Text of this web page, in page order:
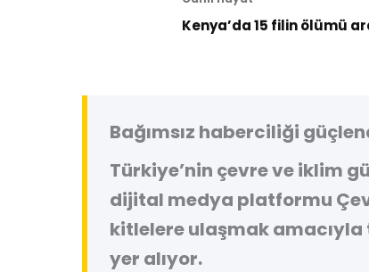
Kenya’da 15 filin ölümü
Bağımsız haberciliği
Türkiye’nin çevre ve iklim
dijital medya platformu
kitlelere ulaşmak
yer alıyor.